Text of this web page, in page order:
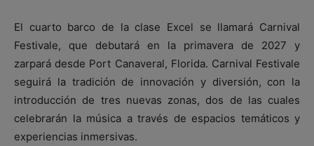
El cuarto barco de la clase Excel se llamará Carnival
Festivale, que debutará en la primavera de 2027 y
zarpará desde Port Canaveral, Florida. Carnival Festivale
seguirá la tradición de innovación y diversión, con la
introducción de tres nuevas zonas, dos de las cuales
celebrarán la música a través de espacios temáticos y
experiencias inmersivas.